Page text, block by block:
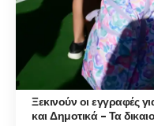
Ξεκινούν οι εγγραφές
και Δημοτικά – Τα